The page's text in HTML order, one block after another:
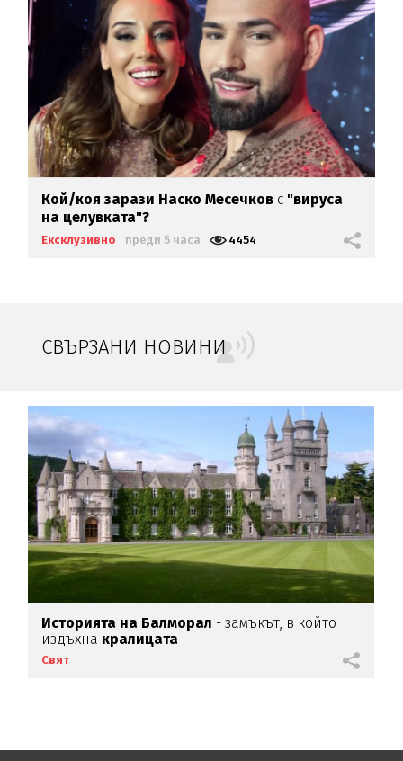
Кой/коя зарази Наско Месечков с "вируса
на целувката"?
Ексклузивно преди 5 часа 4454
СВЪРЗАНИ НОВИНИ
Историята на Балморал - замъкът, в който
издъхна кралицата
Свят